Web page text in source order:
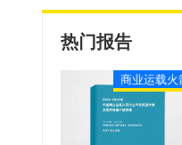
热门报告
商业运载火